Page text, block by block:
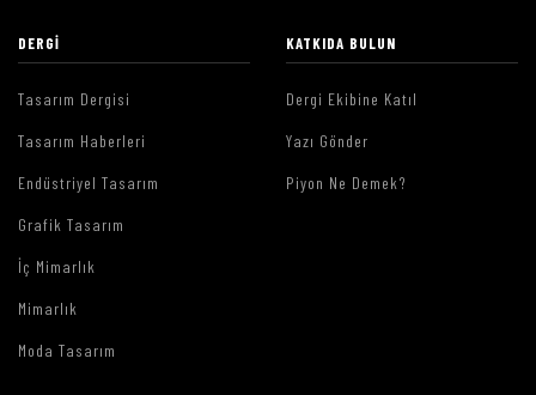
DERGI
Tasarım Dergisi
Tasarım Haberleri
Endüstriyel Tasarım
Grafik Tasarım
İç Mimarlık
Mimarlık
Moda Tasarım
KATKIDA BULUN
Dergi Ekibine Katıl
Yazı Gönder
Piyon Ne Demek?